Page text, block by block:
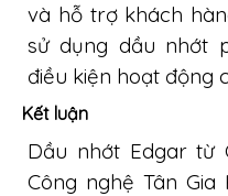
và hỗ trợ khách
sử dụng dầu nhớt
điều kiện hoạt động
Kết luận
Dầu nhớt Edgar từ
Công nghệ Tân